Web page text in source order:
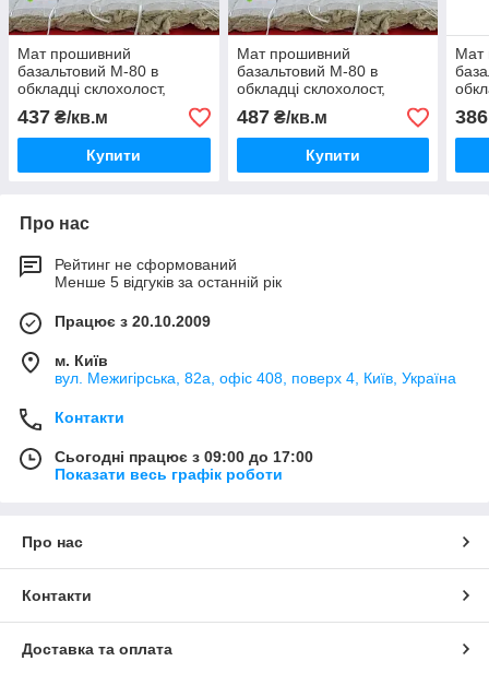
Мат прошивний
базальтовий М-80 в
обкладці склохолост,
товщина 70 мм
437 ₴/кв.м
Купити
Мат прошивний
базальтовий М-80 в
обкладці склохолост,
товщина 80 мм
487₴/кв.м
Купити
Мат
386
Про нас
Рейтинг не сформований
Менше 5 відгуків за останній рік
Працює з 20.10.2009
м. Київ
вул. Межигірська, 82а, офіс 408, поверх 4, Київ, Україна
Контакти
Сьогодні працює з 09:00 до 17:00
Показати весь графік роботи
Про нас
Контакти
Доставка та оплата